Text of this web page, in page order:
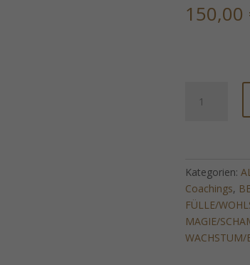
150,00
INVESTORS
Menge
Kategorien:
Coachings,
FÜLLE/
MAGIE/
WACHSTUM/